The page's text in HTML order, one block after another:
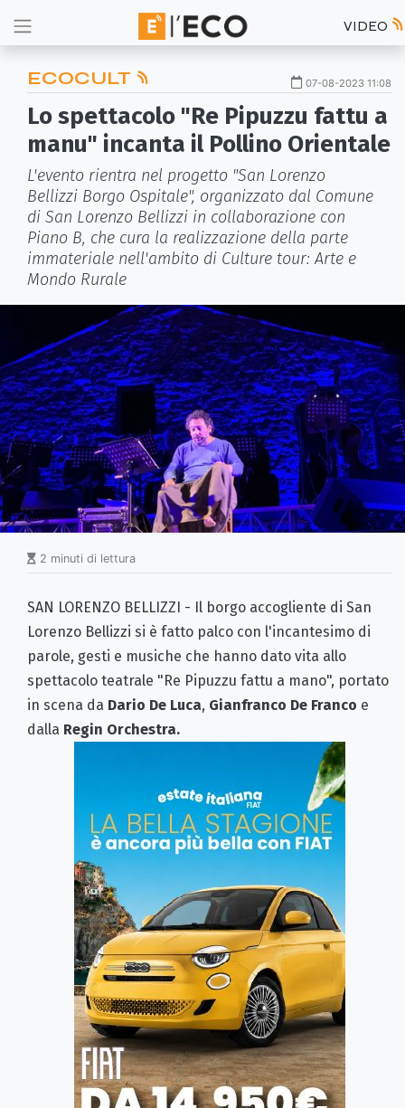
VIDEO
ECOCULT 07-08-2023 11:08
Lo spettacolo "Re Pipuzzu fattu a
manu" incanta il Pollino Orientale
L'evento rientra nel progetto "San Lorenzo
Bellizzi Borgo Ospitale", organizzato dal Comune
di San Lorenzo Bellizzi in collaborazione con
Piano B, che cura la realizzazione della parte
immateriale nell'ambito di Culture tour: Arte e
Mondo Rurale
2 minuti di lettura
SAN LORENZO BELLIZZI - Il borgo accogliente di San
Lorenzo Bellizzi si è fatto palco con l'incantesimo di
parole, gesti e musiche che hanno dato vita allo
spettacolo teatrale "Re Pipuzzu fattu a mano", portato
in scena da Dario De Luca, Gianfranco De Franco e
dalla Regin Orchestra.